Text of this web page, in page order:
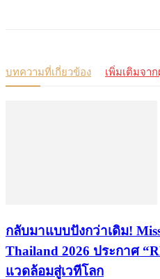
บทความที่เกี่ยวข้อง เพิ่มเติมจา
กลับมาแบบปังกว่าเดิม!
Thailand 2026 ประกาศ
แวดล้อมสู่เวทีโลก